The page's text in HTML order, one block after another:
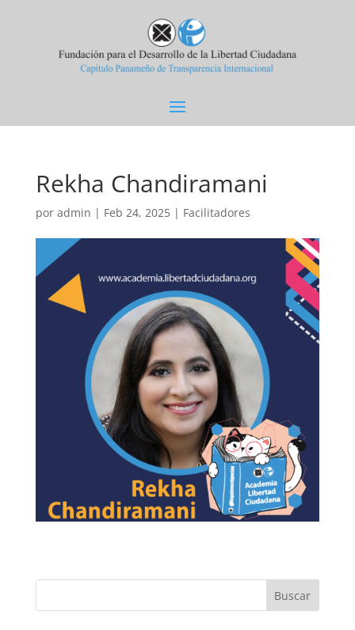
Rekha Chandiramani
por admin | Feb 24, 2025| Facilitadores
Buscar